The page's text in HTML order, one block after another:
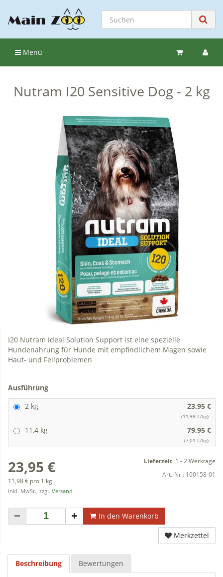
Menü
Nutram I20 Sensitive Dog - 2 kg
I20 Nutram Ideal Solution Support ist eine spezielle
Hundenahrung für Hunde mit empfindlichem Magen sowie
Haut- und Fellproblemen
Ausführung
2 kg
23,95 €
(11,98 €/kg)
11,4 kg 79,95 €
(7,01 €/kg)
23,95 €
11,98 € pro 1 kg
inkl. MwSt., zzgl. Versand
Lieferzeit: 1 - 2 Werktage
Art.-Nr.: 100158-01
In den Warenkorb
Merkzettel
Beschreibung Bewertungen